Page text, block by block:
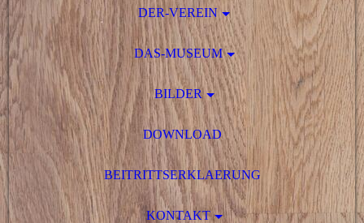
DER-VEREIN
DAS-MUSEUM
BILDER
DOWNLOAD
BEITRITTSERKLAERUNG
KONTAKT